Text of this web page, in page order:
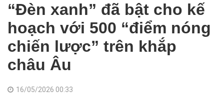
“Đèn xanh” đã bật cho kế
hoạch với 500 “điểm nóng
chiến lược” trên khắp
châu Âu
16/05/2026 00:33